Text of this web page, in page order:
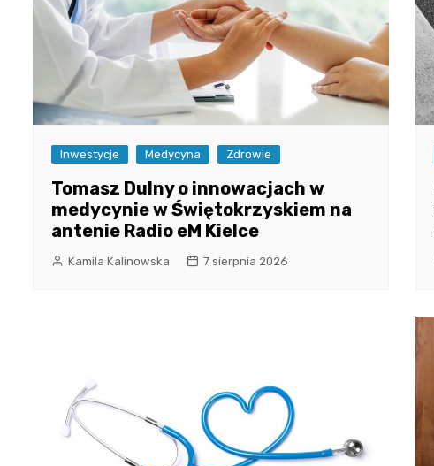
Inwestycje Medycyna Zdrowie
Tomasz Dulny o innowacjach w
medycynie w Świętokrzyskiem na
antenie Radio eM Kielce
Kamila Kalinowska 7 sierpnia 2026